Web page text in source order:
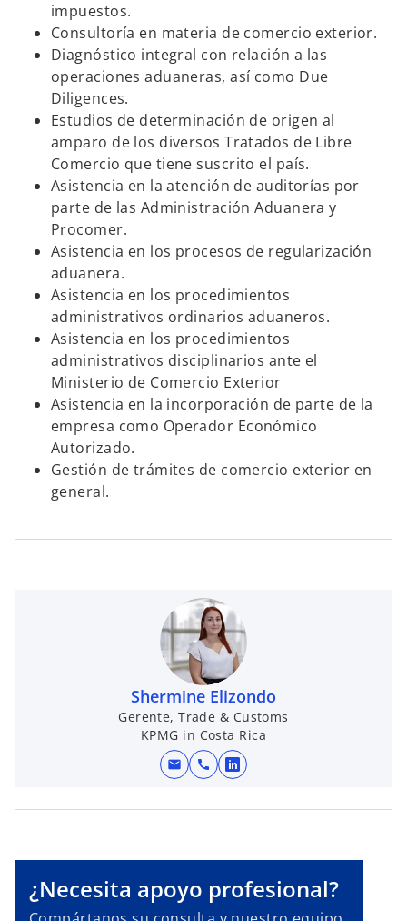
impuestos.
Consultoría en materia de comercio exterior.
Diagnóstico integral con relación a las
operaciones aduaneras, así como Due
Diligences.
Estudios de determinación de origen al
amparo de los diversos Tratados de Libre
Comercio que tiene suscrito el país.
Asistencia en la atención de auditorías por
parte de las Administración Aduanera y
Procomer.
Asistencia en los procesos de regularización
aduanera.
Asistencia en los procedimientos
administrativos ordinarios aduaneros.
Asistencia en los procedimientos
administrativos disciplinarios ante el
Ministerio de Comercio Exterior
Asistencia en la incorporación de parte de la
empresa como Operador Económico
Autorizado.
Gestión de trámites de comercio exterior en
general.
Shermine Elizondo
Gerente, Trade & Customs
KPMG in Costa Rica
mail call
s
r
e
¿Necesita apoyo profesional?
n
u